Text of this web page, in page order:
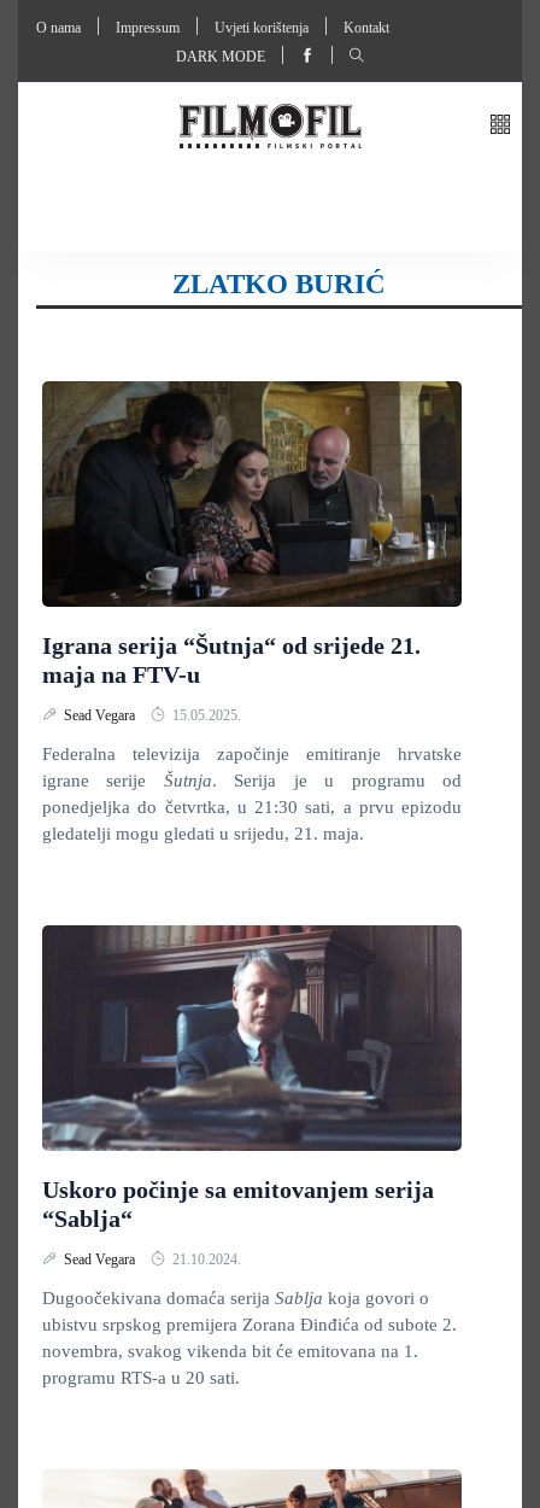
O nama Impressum Uvjeti korištenja
Kontakt
DARK MODE
ZLATKO BURIĆ
Igrana serija “Šutnja“ od srijede 21.
maja na FTV-u
Sead Vegara 15.05.2025.
Federalna televizija započinje emitiranje hrvatske
igrane serije Šutnja. Serija je u programu od
ponedjeljka do četvrtka, u 21:30 sati, a prvu epizodu
gledatelji mogu gledati u srijedu, 21. maja.
Uskoro počinje sa emitovanjem serija
“Sablja“
Sead Vegara 21.10.2024.
Dugoočekivana domaća serija Sablja koja govori o
ubistvu srpskog premijera Zorana Đinđića od subote 2.
novembra, svakog vikenda bit će emitovana na 1.
programu RTS-a u 20 sati.